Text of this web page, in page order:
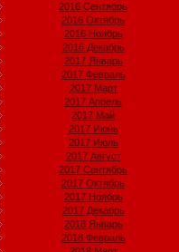
2016 Сентябрь
2016 Октябрь
2016 Ноябрь
2016 Декабрь
2017 Январь
2017 Февраль
2017 Март
2017 Апрель
2017 Май
2017 Июнь
2017 Июль
2017 Август
2017 Сентябрь
2017 Октябрь
2017 Ноябрь
2017 Декабрь
2018 Январь
2018 Февраль